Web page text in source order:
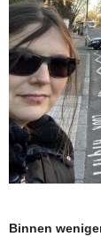
Binnen